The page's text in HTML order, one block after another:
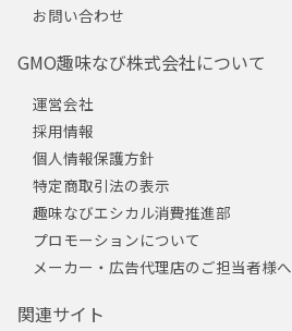
お問い合わせ
GMO趣味なび株式会社について
運営会社
採用情報
個人情報保護方針
特定商取引法の表示
趣味なびエシカル消費推進部
プロモーションについて
メーカー・広告代理店のご担当者様へ
関連サイト